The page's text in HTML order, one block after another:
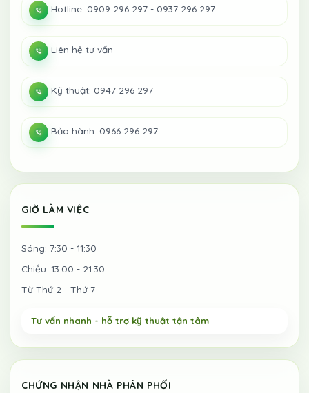
Hotline: 0909 296 297 - 0937 296 297
Liên hệ tư vấn
Kỹ thuật: 0947 296 297
Bảo hành: 0966 296 297
GIỜ LÀM VIỆC
Sáng: 7:30 - 11:30
Chiều: 13:00 - 21:30
Từ Thứ 2 - Thứ 7
CHỨNG NHẬN NHÀ PHÂN PHỐI